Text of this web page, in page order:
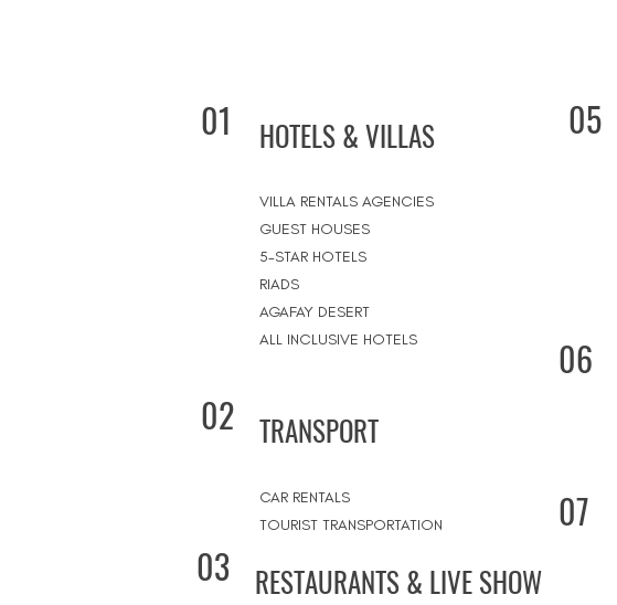
01 HOTELS & VILLAS
VILLA RENTALS AGENCIES
GUEST HOUSES
5-STAR HOTELS
RIADS
AGAFAY DESERT
ALL INCLUSIVE HOTELS
02 TRANSPORT
CAR RENTALS
TOURIST TRANSPORTATION
03 RESTAURANTS & LIVE SHOW
05
06
07